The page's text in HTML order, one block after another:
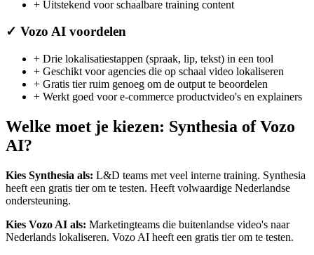
+ Uitstekend voor schaalbare training content
✓ Vozo AI voordelen
+ Drie lokalisatiestappen (spraak, lip, tekst) in een tool
+ Geschikt voor agencies die op schaal video lokaliseren
+ Gratis tier ruim genoeg om de output te beoordelen
+ Werkt goed voor e-commerce productvideo's en explainers
Welke moet je kiezen: Synthesia ofVozo
AI?
Kies Synthesia als: L&D teams met veel interne training. Synthesia
heeft een gratis tier om te testen. Heeft volwaardige Nederlandse
ondersteuning.
Kies Vozo AI als: Marketingteams die buitenlandse video's naar
Nederlands lokaliseren. Vozo AI heeft een gratis tier om te testen.